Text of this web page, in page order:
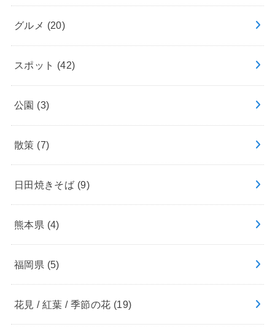
グルメ (20)
スポット (42)
公園 (3)
散策 (7)
日田焼きそば (9)
熊本県 (4)
福岡県 (5)
花見 / 紅葉 / 季節の花 (19)